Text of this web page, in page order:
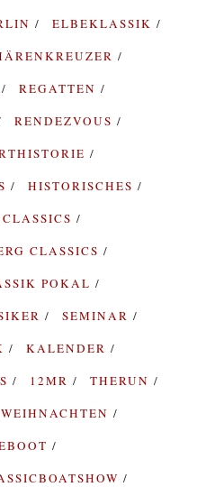
ELBEKLASSIK
REGATTEN
RENDEZVOUS
HISTORISCHES
CLASSICS
POKAL
SEMINAR
KALENDER
12MR
THERUN
WEIHNACHTEN